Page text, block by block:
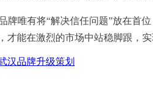
牌唯有将“解决信任问题”放在
能在激烈的市场中站稳脚跟，
汉品牌升级策划